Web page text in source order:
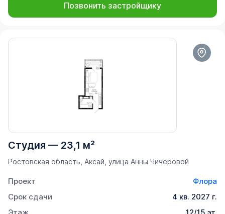
Позвонить застройщику
Студия — 23,1 м²
Ростовская область, Аксай, улица Анны Чичеровой
Проект
Флора
Срок сдачи
4 кв. 2027 г.